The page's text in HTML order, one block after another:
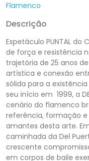
Flamenco
Descrição
Espetáculo PUNTAL do
de força e resistência
trajetória de 25 anos
artística e conexão
sólida para a
seu início em 1999, a
cenário do flamenco
referência, formação e
amantes desta arte.
caminhada da Del
crescente
em corpos de baile